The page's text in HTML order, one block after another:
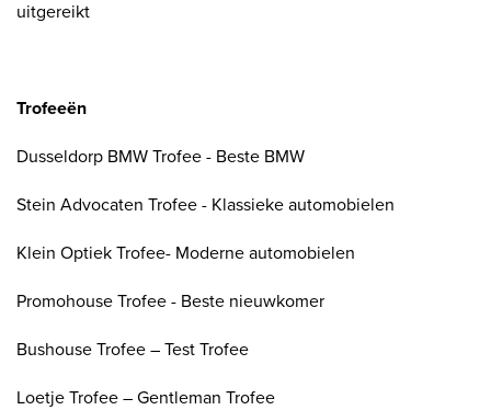
uitgereikt
Trofeeën
Dusseldorp BMW Trofee - Beste BMW
Stein Advocaten Trofee - Klassieke automobielen
Klein Optiek Trofee- Moderne automobielen
Promohouse Trofee - Beste nieuwkomer
Bushouse Trofee – Test Trofee
Loetje Trofee – Gentleman Trofee